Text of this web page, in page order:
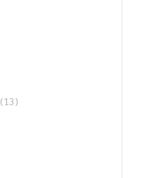
(13)